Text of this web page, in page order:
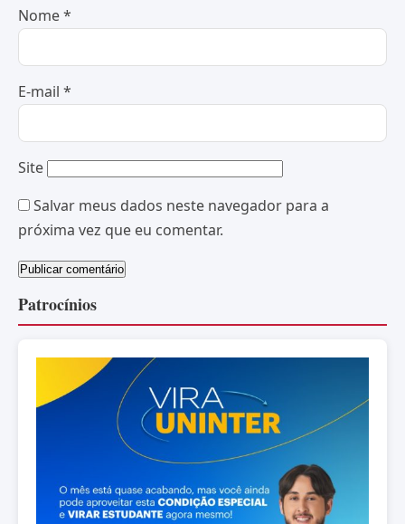
Nome*
E-mail *
Site
Salvar meus dados neste navegador para a
próxima vez que eu comentar.
Patrocínios